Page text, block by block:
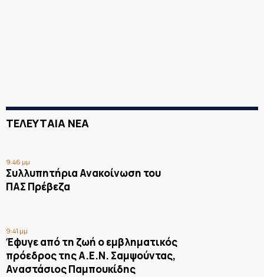
ΤΕΛΕΥΤΑΙΑ ΝΕΑ
9:46 μμ
Συλλυπητήρια Ανακοίνωση του
ΠΑΣ Πρέβεζα
9:41 μμ
Έφυγε από τη ζωή ο εμβληματικός
πρόεδρος της Α.Ε.Ν. Σαμψούντας,
Αναστάσιος Παμπουκίδης